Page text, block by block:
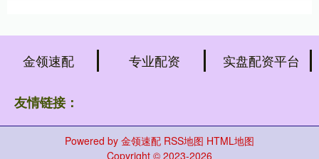
金领速配 专业配资 实盘配资平台
友情链接：
Powered by 金领速配 RSS地图 HTML地图
Copyright © 2023-2026